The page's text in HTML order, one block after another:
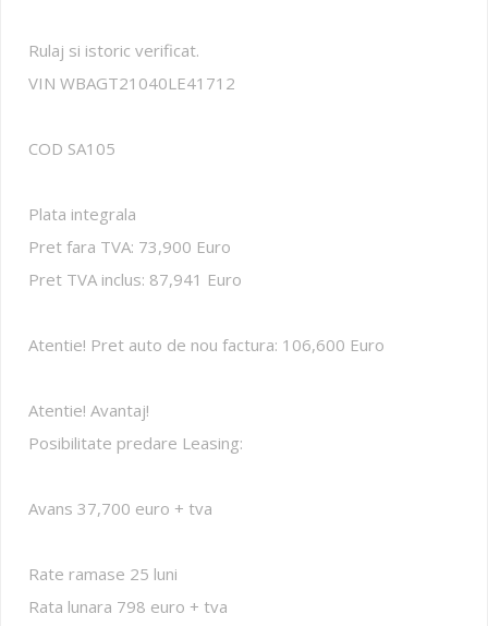
Rulaj si istoric verificat.
VIN WBAGT21040LE41712
COD SA105
Plata integrala
Pret fara TVA: 73,900 Euro
Pret TVA inclus: 87,941 Euro
Atentie! Pret auto de nou factura: 106,600 Euro
Atentie! Avantaj!
Posibilitate predare Leasing:
Avans 37,700 euro + tva
Rate ramase 25 luni
Rata lunara 798 euro + tva